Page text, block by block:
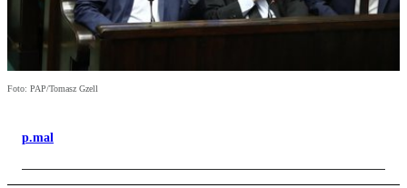
Foto: PAP/Tomasz Gzell
p.mal